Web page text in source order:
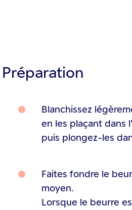
Préparation
Blanchissez
en les plaçant dans
puis plongez-les
Faites fondre le
moyen.
Lorsque le beurre